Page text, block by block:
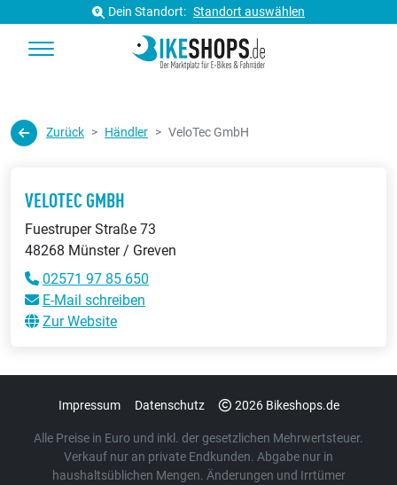
Dein Standort: Standort auswählen
Zurück Händler VeloTec GmbH
VELOTEC GMBH
Fuestruper Straße 73
48268 Münster / Greven
02571 97 85 650
E-Mail schreiben
Zur Website
Impressum Datenschutz 2026 Bikeshops.de
Alle Preise in Euro und inkl. der gesetzlichen Mehrwertsteuer.
Verkauf nur an private Endkunden. Abgabe nur in
haushaltsüblichen Mengen. Änderungen und Irrtümer